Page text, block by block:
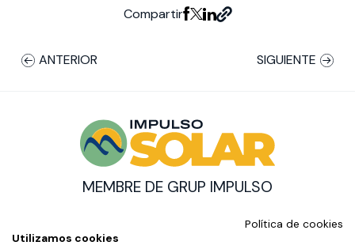
Compartir
ANTERIOR SIGUIENTE
MEMBRE DE GRUP IMPULSO
AMB EL SUPORT DE:
Política de cookies
Utilizamos cookies